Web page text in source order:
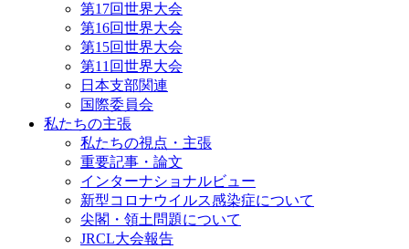
第17回世界大会
第16回世界大会
第15回世界大会
第11回世界大会
日本支部関連
国際委員会
私たちの主張
私たちの視点・主張
重要記事・論文
インターナショナルビュー
新型コロナウイルス感染症について
尖閣・領土問題について
JRCL大会報告